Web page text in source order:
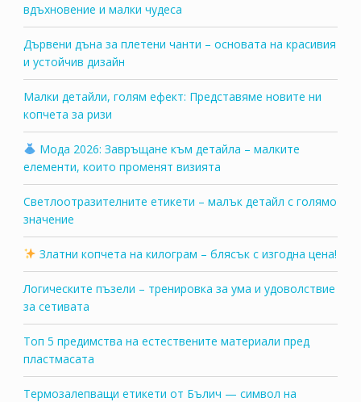
вдъхновение и малки чудеса
Дървени дъна за плетени чанти – основата на красивия
и устойчив дизайн
Малки детайли, голям ефект: Представяме новите ни
копчета за ризи
Мода 2026: Завръщане към детайла – малките
елементи, които променят визията
Светлоотразителните етикети – малък детайл с голямо
значение
Златни копчета на килограм – блясък с изгодна цена!
Логическите пъзели – тренировка за ума и удоволствие
за сетивата
Топ 5 предимства на естествените материали пред
пластмасата
Термозалепващи етикети от Бълич — символ на